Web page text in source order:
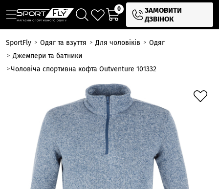
0
ЗАМОВИТИ
ДЗВІНОК
SportFly Одяг та взуття Для чоловіків
Одяг
Джемпери та батники
Чоловіча спортивна кофта Outventure 101332